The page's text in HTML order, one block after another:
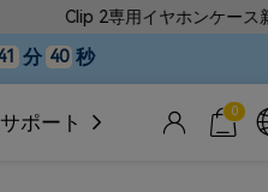
Clip 2専用イヤホンケース新登
分 39 秒
サポート 0